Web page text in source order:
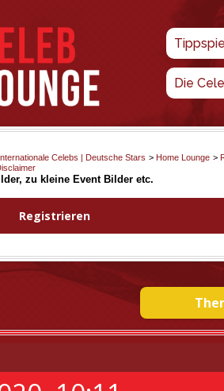
Die
Celebs | Deutsche Stars > Home Lounge >
zu kleine Event Bilder etc.
Registrieren